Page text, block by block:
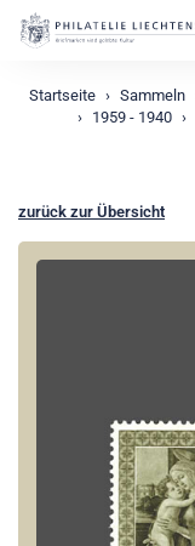
Startseite Sammeln
1959 - 1940
zurück zur Übersicht